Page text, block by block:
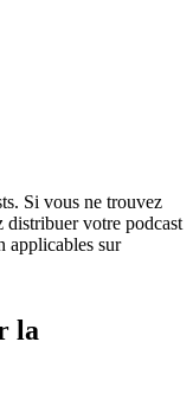
Si vous ne trouvez
distribuer votre podcast
applicables sur
la